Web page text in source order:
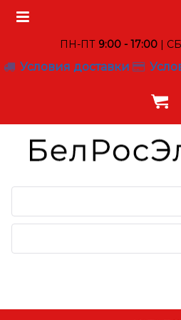
ПН-ПТ 9:00 - 17:00|
Условия доставки